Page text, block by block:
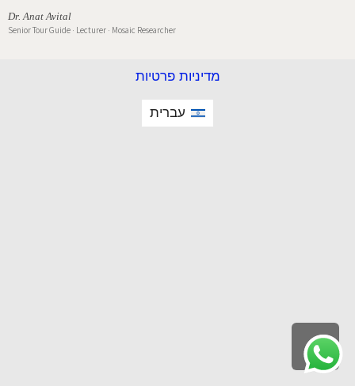
Dr. Anat Avital
Senior Tour Guide · Lecturer · Mosaic Researcher
גלילה
לראש
מדיניות פרטיות
עברית